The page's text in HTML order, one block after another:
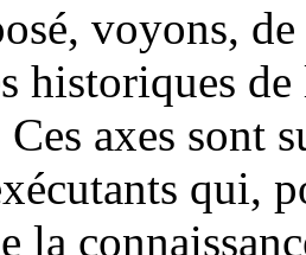
voyons,
historiques
axes sont
qui,
la